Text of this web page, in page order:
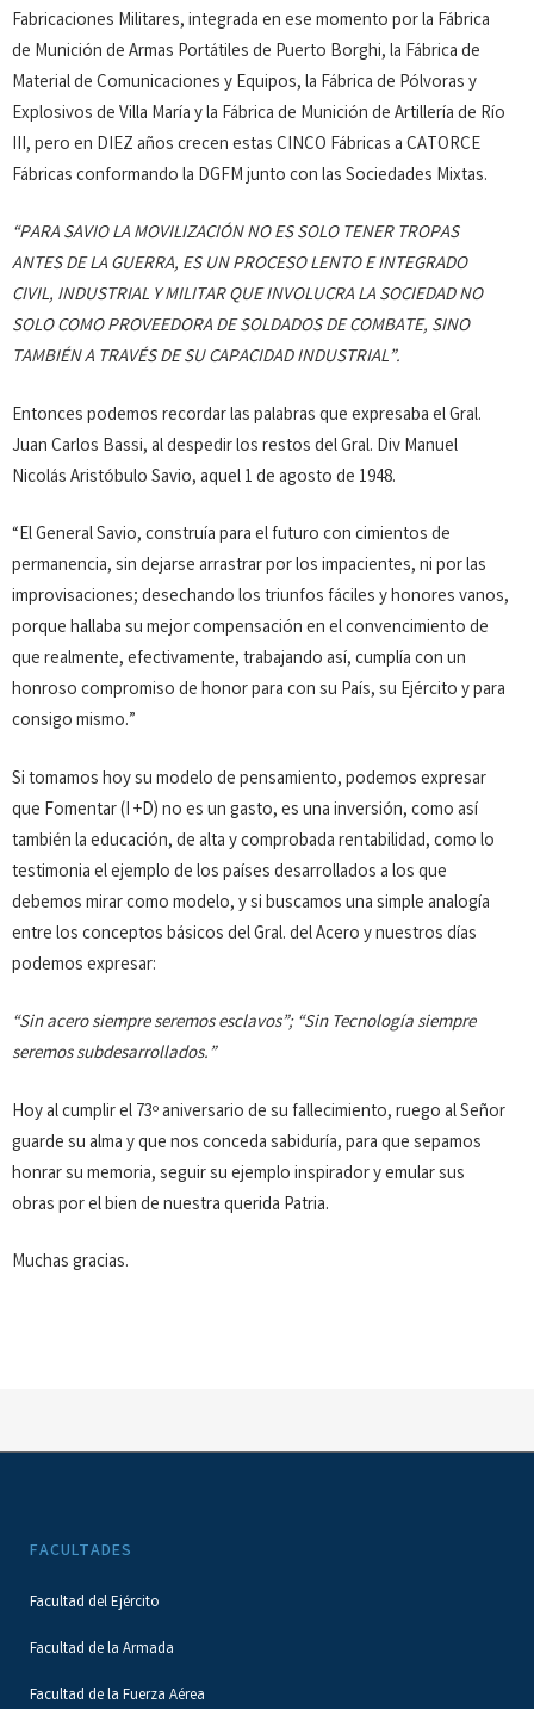
Fabricaciones Militares, integrada en ese momento por la Fábrica
de Munición de Armas Portátiles de Puerto Borghi, la Fábrica de
Material de Comunicaciones y Equipos, la Fábrica de Pólvoras y
Explosivos de Villa María y la Fábrica de Munición de Artillería de Río
III, pero en DIEZ años crecen estas CINCO Fábricas a CATORCE
Fábricas conformando la DGFM junto con las Sociedades Mixtas.
“PARA SAVIO LA MOVILIZACIÓN NO ES SOLO TENER TROPAS
ANTES DE LA GUERRA, ES UN PROCESO LENTO E INTEGRADO
CIVIL, INDUSTRIAL Y MILITAR QUE INVOLUCRA LA SOCIEDAD NO
SOLO COMO PROVEEDORA DE SOLDADOS DE COMBATE, SINO
TAMBIÉN A TRAVÉS DE SU CAPACIDAD INDUSTRIAL”.
Entonces podemos recordar las palabras que expresaba el Gral.
Juan Carlos Bassi, al despedir los restos del Gral. Div Manuel
Nicolás Aristóbulo Savio, aquel 1 de agosto de 1948.
“El General Savio, construía para el futuro con cimientos de
permanencia, sin dejarse arrastrar por los impacientes, ni por las
improvisaciones; desechando los triunfos fáciles y honores vanos,
porque hallaba su mejor compensación en el convencimiento de
que realmente, efectivamente, trabajando así, cumplía con un
honroso compromiso de honor para con su País, su Ejército y para
consigo mismo.”
Si tomamos hoy su modelo de pensamiento, podemos expresar
que Fomentar (I +D) no es un gasto, es una inversión, como así
también la educación, de alta y comprobada rentabilidad, como lo
testimonia el ejemplo de los países desarrollados a los que
debemos mirar como modelo, y si buscamos una simple analogía
entre los conceptos básicos del Gral. del Acero y nuestros días
podemos expresar:
“Sin acero siempre seremos esclavos”; “Sin Tecnología siempre
seremos subdesarrollados.”
Hoy al cumplir el 73º aniversario de su fallecimiento, ruego al Señor
guarde su alma y que nos conceda sabiduría, para que sepamos
honrar su memoria, seguir su ejemplo inspirador y emular sus
obras por el bien de nuestra querida Patria.
Muchas gracias.
FACULTADES
Facultad del Ejército
Facultad de la Armada
Facultad de la Fuerza Aérea